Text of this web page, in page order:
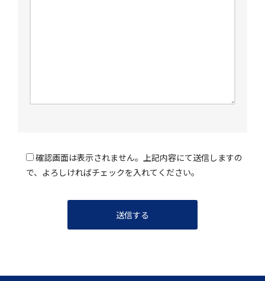
確認画面は表示されません。上記内容にて送信しますの
で、よろしければチェックを入れてください。